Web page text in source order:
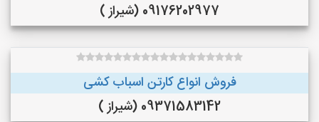
09176202977 (شیراز )
فروش انواع کارتن اسباب کشی
09371583142 (شیراز )